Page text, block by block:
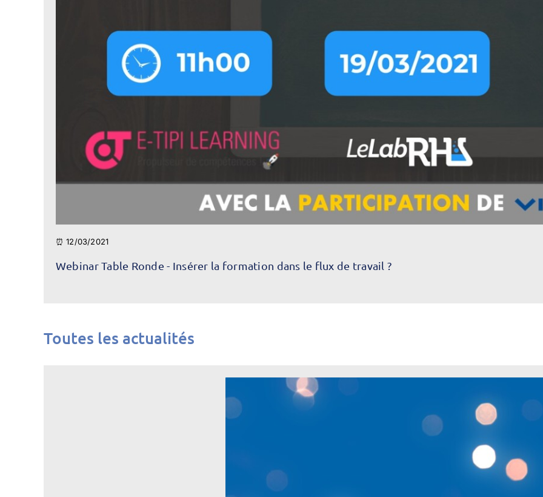
⏰ 12/03/2021
Webinar Table Ronde - Insérer la formation dans le flux de travail ?
Toutes les actualités